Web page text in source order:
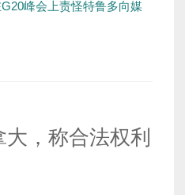
峰会上责怪特鲁多向媒
，称合法权利